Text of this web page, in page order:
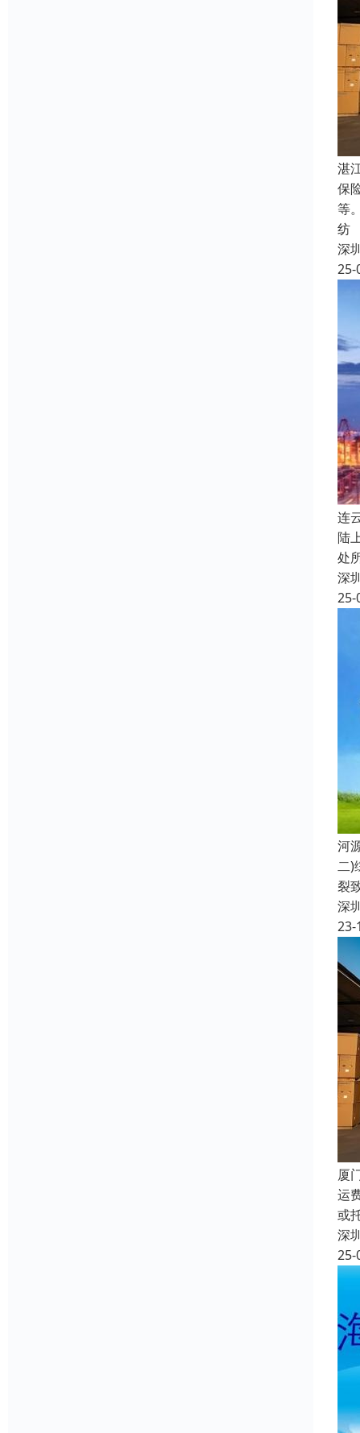
湛
保
等
纺
深
25-
连
陆
处
深
25-
河
二)
裂
深
23-
厦
运
或
深
25-